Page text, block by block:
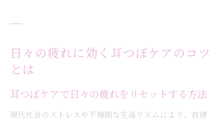
日々の疲れに効く耳つぼケアのコツ
とは
耳つぼケアで日々の疲れをリセットする方法
現代社会のストレスや不規則な生活リズムにより、自律